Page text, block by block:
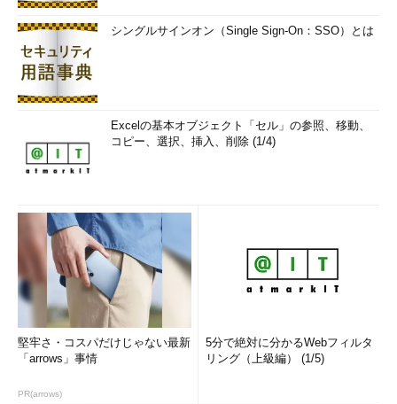
シングルサインオン（Single Sign-On：SSO）とは
Excelの基本オブジェクト「セル」の参照、移動、
コピー、選択、挿入、削除 (1/4)
堅牢さ・コスパだけじゃない最新
「arrows」事情
PR(arrows)
5分で絶対に分かるWebフィルタ
リング（上級編） (1/5)